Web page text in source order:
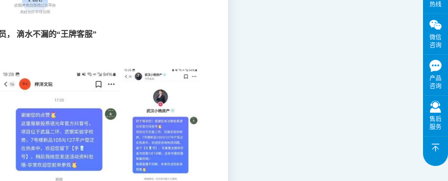
， 滴水不漏的“王牌客服”
热线
微信
咨询
产品
咨询
售后
服务